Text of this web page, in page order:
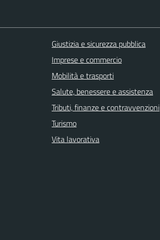
Giustizia e sicurezza pubblica
Imprese e commercio
Mobilità e trasporti
Salute, benessere e assistenza
Tributi, finanze e contravvenzioni
Turismo
Vita lavorativa